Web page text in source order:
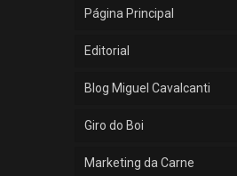
Página Principal
Editorial
Blog Miguel Cavalcanti
Giro do Boi
Marketing da Carne